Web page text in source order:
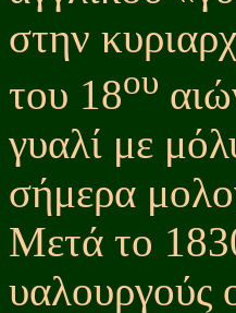
στην
του 18ου
γυαλί με
σήμερα
Μετά το
υαλουργούς